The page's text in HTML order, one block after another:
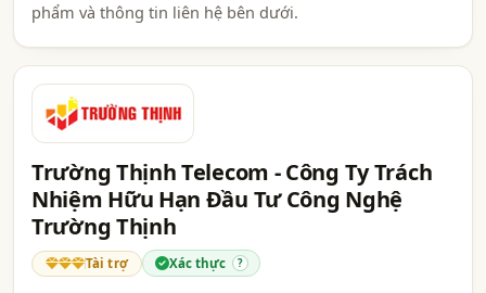
phẩm và thông tin liên hệ bên dưới.
Trường Thịnh Telecom - Công Ty Trách
Nhiệm Hữu Hạn Đầu Tư Công Nghệ
Trường Thịnh
Tài trợ Xác thực ?